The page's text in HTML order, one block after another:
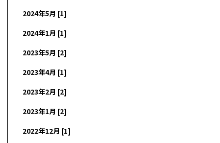
2024年5月 [1]
2024年1月 [1]
2023年5月 [2]
2023年4月 [1]
2023年2月 [2]
2023年1月 [2]
2022年12月 [1]